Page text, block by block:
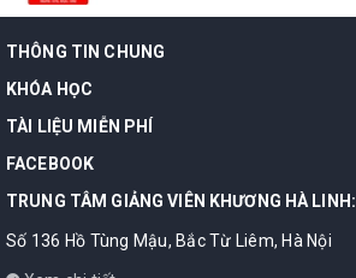
THÔNG TIN CHUNG
KHÓA HỌC
TÀI LIỆU MIỄN PHÍ
FACEBOOK
TRUNG TÂM GIẢNG VIÊN KHƯƠNG HÀ LINH:
Số 136 Hồ Tùng Mậu, Bắc Từ Liêm, Hà Nội